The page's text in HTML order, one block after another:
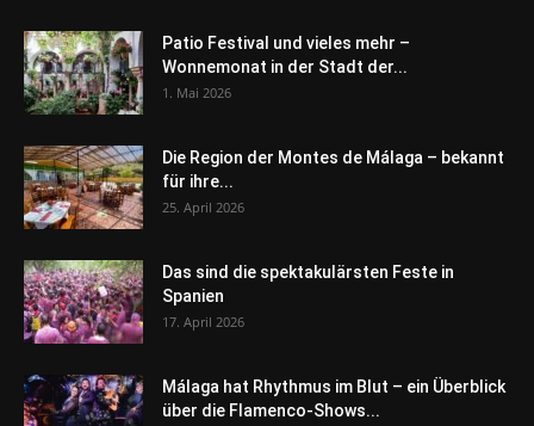
Patio Festival und vieles mehr –
Wonnemonat in der Stadt der...
1. Mai 2026
Die Region der Montes de Málaga – bekannt
für ihre...
25. April 2026
Das sind die spektakulärsten Feste in
Spanien
17. April 2026
Málaga hat Rhythmus im Blut – ein Überblick
über die Flamenco-Shows...